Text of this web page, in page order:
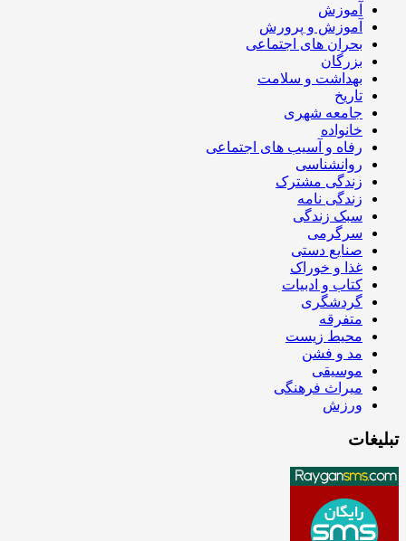
آموزش
آموزش و پرورش
بحران های اجتماعی
بزرگان
بهداشت و سلامت
تاریخ
جامعه شهری
خانواده
رفاه و آسیب های اجتماعی
روانشناسی
زندگی مشترک
زندگی نامه
سبک زندگی
سرگرمی
صنایع دستی
غذا و خوراک
کتاب و ادبیات
گردشگری
متفرقه
محیط زیست
مد و فشن
موسیقی
میراث فرهنگی
ورزش
تبلیغات